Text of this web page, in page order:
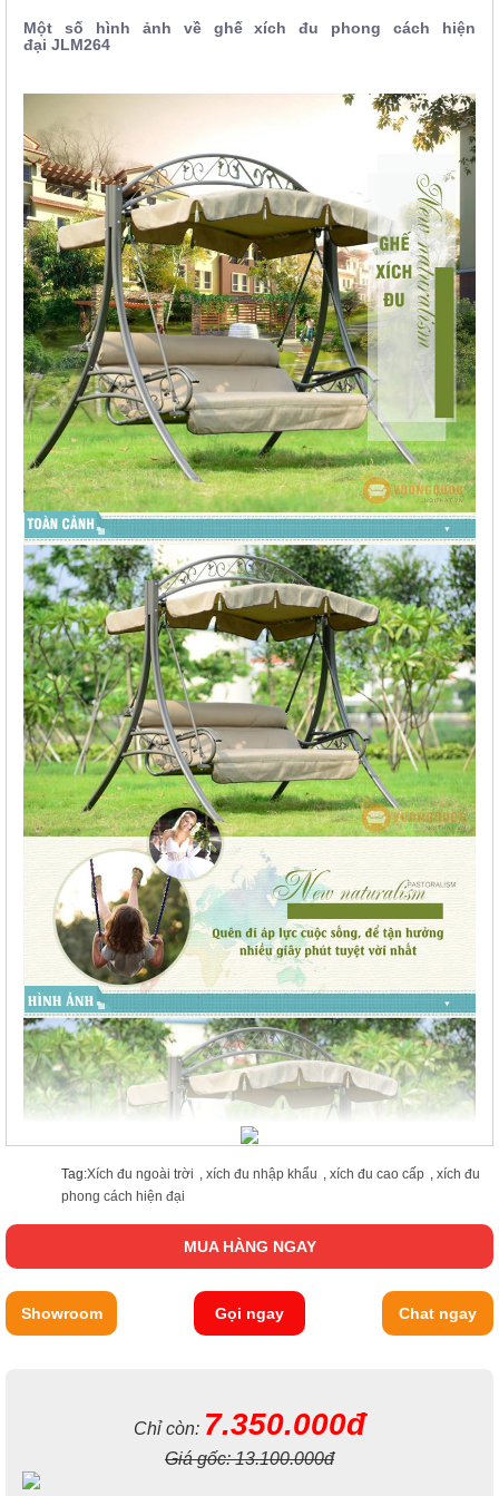
Một số hình ảnh về ghế xích đu phong cách hiện
đại JLM264
Tag:Xích đu ngoài trời xích đu nhập khẩu xích đu cao cấp
xích đu
phong cách hiện đại
MUA HÀNG NGAY
Showroom Gọi ngay Chat ngay
Chỉ còn: 7.350.000đ
Giá gốc:13.100.000đ